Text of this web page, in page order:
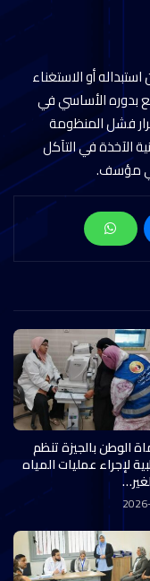
أو الاستغناء
بدوره الأساسي في
فشل المنظومة
الآخذة في التآكل
مؤسف.
الوطن بالجيزة تنظم
لإجراء عمليات المياه